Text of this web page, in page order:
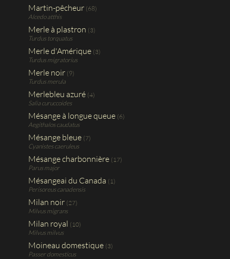
Martin-pêcheur (68)
Alcedo atthis
Merle à plastron (3)
Turdus torquatus
Merle d'Amérique (3)
Turdus migratorius
Merle noir (9)
Turdus merula
Merlebleu azuré (4)
Salia curuccoides
Mésange à longue queue (6)
Aegithalos caudatus
Mésange bleue (7)
Cyanistes caeruleus
Mésange charbonnière (17)
Parus major
Mésangeai du Canada (1)
Perisoreus canadensis
Milan noir (27)
Milvus migrans
Milan royal (10)
Milvus milvus
Moineau domestique (3)
Passer domesticus